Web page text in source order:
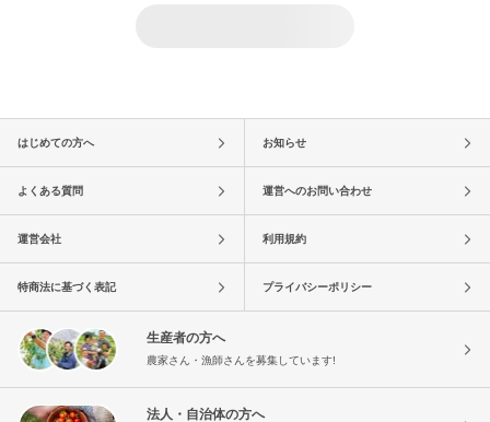
はじめての方へ お知らせ
よくある質問 運営へのお問い合わせ
運営会社 利用規約
特商法に基づく表記 プライバシーポリシー
生産者の方へ
農家さん・漁師さんを募集しています!
法人・自治体の方へ